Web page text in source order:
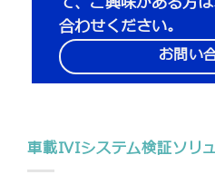
合わせください。
お問い
車載IVIシステム検証ソリ